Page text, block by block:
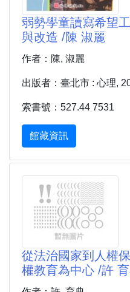
弱勢學童讀寫希望
與改造 /陳 淑麗
作者：陳, 淑麗
出版者：臺北市 : 心理,
索書號：527.44 7531
館藏資訊
從法治國家到人權
權教育為中心 /許